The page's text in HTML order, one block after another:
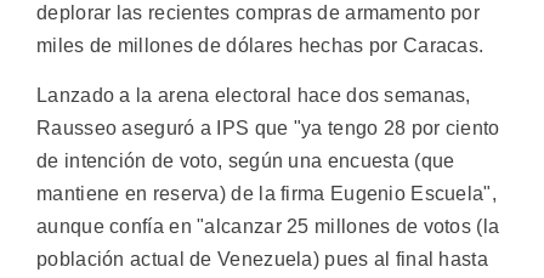
deplorar las recientes compras de armamento por
miles de millones de dólares hechas por Caracas.
Lanzado a la arena electoral hace dos semanas,
Rausseo aseguró a IPS que "ya tengo 28 por ciento
de intención de voto, según una encuesta (que
mantiene en reserva) de la firma Eugenio Escuela",
aunque confía en "alcanzar 25 millones de votos (la
población actual de Venezuela) pues al final hasta